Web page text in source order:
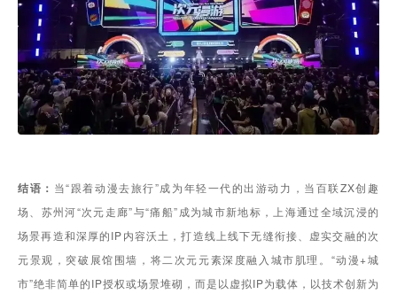
结语： 当“跟着动漫去旅行”成为年轻一代的出游动力，当百联ZX创趣
场、苏州河“次元走廊”与“痛船”成为城市新地标，上海通过全域沉浸的
场景再造和深厚的IP内容沃土，打造线上线下无缝衔接、虚实交融的次
元景观，突破展馆围墙，将二次元元素深度融入城市肌理。“动漫+城
市”绝非简单的IP授权或场景堆砌，而是以虚拟IP为载体，以技术创新为